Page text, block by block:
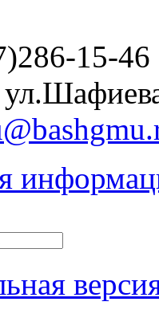
15-46